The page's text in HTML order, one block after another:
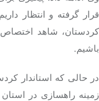
قرار گرفته و انتظار
کردستان، شاهد اختصاص
باشیم.
در حالی که استاندار
زمینه راهسازی در